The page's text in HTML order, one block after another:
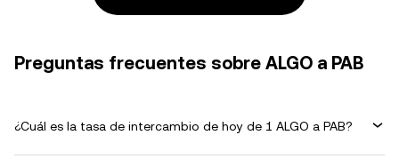
Preguntas frecuentes sobre ALGO a PAB
¿Cuál es la tasa de intercambio de hoy de 1 ALGO a PAB?